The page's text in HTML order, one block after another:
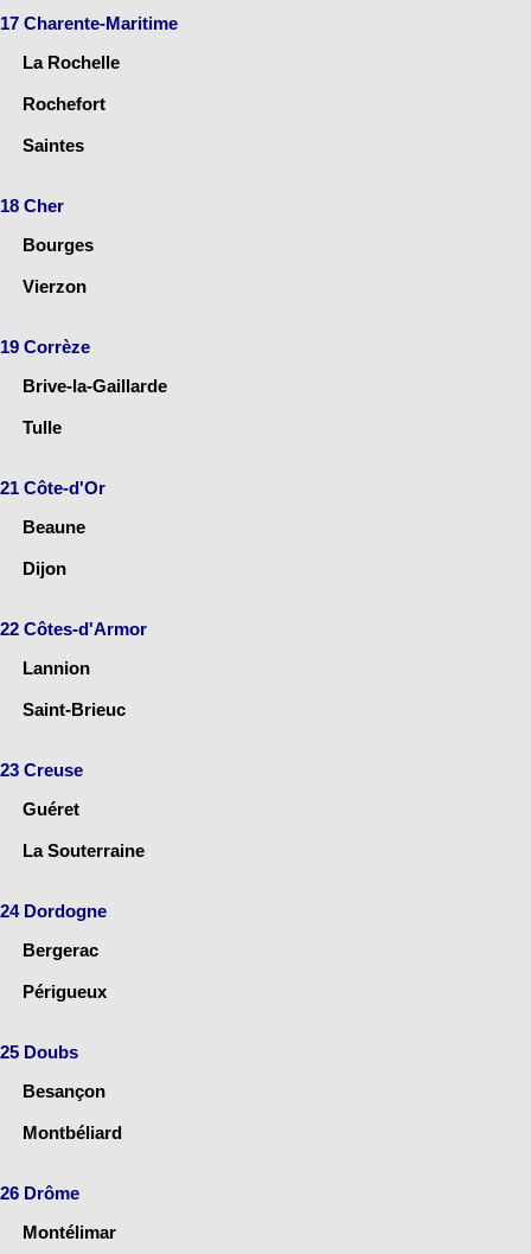
17 Charente-Maritime
La Rochelle
Rochefort
Saintes
18 Cher
Bourges
Vierzon
19 Corrèze
Brive-la-Gaillarde
Tulle
21 Côte-d'Or
Beaune
Dijon
22 Côtes-d'Armor
Lannion
Saint-Brieuc
23 Creuse
Guéret
La Souterraine
24 Dordogne
Bergerac
Périgueux
25 Doubs
Besançon
Montbéliard
26 Drôme
Montélimar